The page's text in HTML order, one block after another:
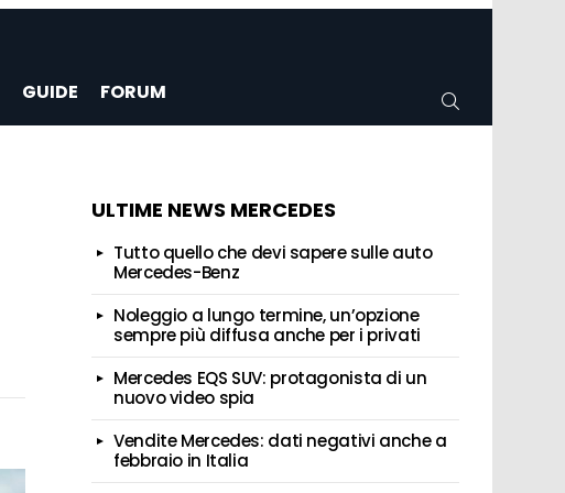
GUIDE FORUM
ULTIME NEWS MERCEDES
Tutto quello che devi sapere sulle auto
Mercedes-Benz
Noleggio a lungo termine, un’opzione
sempre più diffusa anche per i privati
Mercedes EQS SUV: protagonista di un
nuovo video spia
Vendite Mercedes: dati negativi anche a
febbraio in Italia